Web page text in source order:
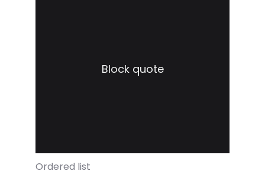
Block quote
Ordered list